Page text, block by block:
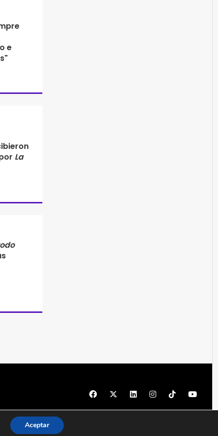
e
La
© 1997 - 2026 PRODU - Todos los derechos reservados
Aceptar